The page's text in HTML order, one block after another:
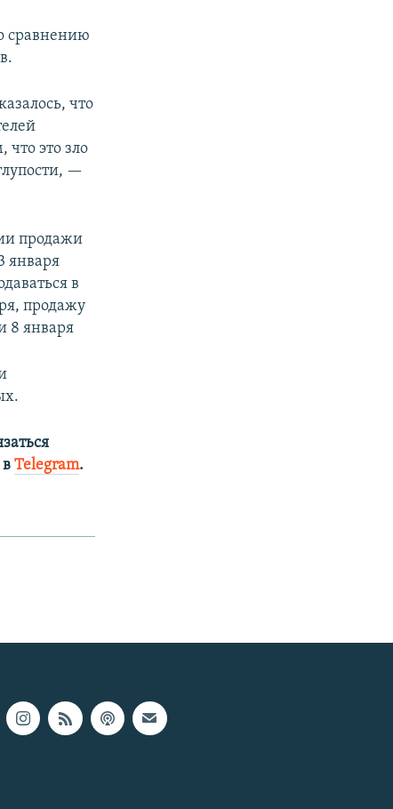
сравнению
что
это зло
—
продажи
января
в
продажу
8 января
вTelegram.